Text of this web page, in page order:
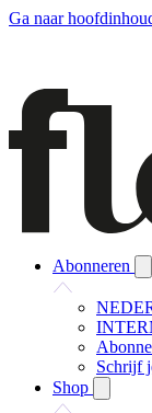
Ga naar
Abonneren
Schrijf
Shop